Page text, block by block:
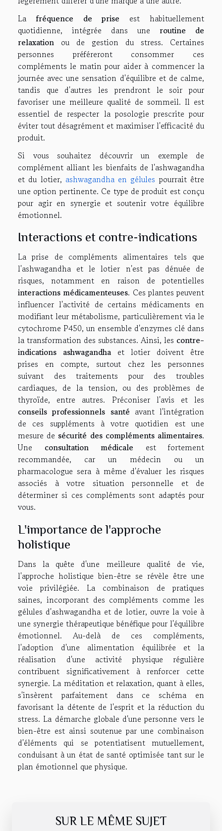
Lafréquence de prise est habituellement
quotidienne, intégrée dans une routine de
relaxation ou de gestion du stress. Certaines
personnes préféreront consommer ces
compléments le matin pour aider à commencer la
journée avec une sensation d'équilibre et de calme,
tandis que d'autres les prendront le soir pour
favoriser une meilleure qualité de sommeil. Il est
essentiel de respecter la posologie prescrite pour
éviter tout désagrément et maximiser l'efficacité du
produit.
Si vous souhaitez découvrir un exemple de
complément alliant les bienfaits de l'ashwagandha
et du lotier, ashwagandha en gélules pourrait être
une option pertinente. Ce type de produit est conçu
pour agir en synergie et soutenir votre équilibre
émotionnel.
Interactions et contre-indications
La prise de compléments alimentaires tels que
l'ashwagandha et le lotier n'est pas dénuée de
risques, notamment en raison de potentielles
interactions médicamenteuses. Ces plantes peuvent
influencer l'activité de certains médicaments en
modifiant leur métabolisme, particulièrement via le
cytochrome P450, un ensemble d'enzymes clé dans
la transformation des substances. Ainsi, les contre-
indications ashwagandha et lotier doivent être
prises en compte, surtout chez les personnes
suivant des traitements pour des troubles
cardiaques, de la tension, ou des problèmes de
thyroïde, entre autres. Préconiser l'avis et les
conseils professionnels santé avant l'intégration
de ces suppléments à votre quotidien est une
mesure desécurité des compléments alimentaires.
Une consultation médicale est fortement
recommandée, car un médecin ou un
pharmacologue sera à même d'évaluer les risques
associés à votre situation personnelle et de
déterminer si ces compléments sont adaptés pour
vous.
L'importance de l'approche
holistique
Dans la quête d'une meilleure qualité de vie,
l'approche holistique bien-être se révèle être une
voie privilégiée. La combinaison de pratiques
saines, incorporant des compléments comme les
gélules d'ashwagandha et de lotier, ouvre la voie à
une synergie thérapeutique bénéfique pour l'équilibre
émotionnel. Au-delà de ces compléments,
l'adoption d'une alimentation équilibrée et la
réalisation d'une activité physique régulière
contribuent significativement à renforcer cette
synergie. La méditation et relaxation, quant à elles,
s'insèrent parfaitement dans ce schéma en
favorisant la détente de l'esprit et la réduction du
stress. La démarche globale d'une personne vers le
bien-être est ainsi soutenue par une combinaison
d'éléments qui se potentiatisent mutuellement,
conduisant à un état de santé optimisée tant sur le
plan émotionnel que physique.
SUR LE MÊME SUJET